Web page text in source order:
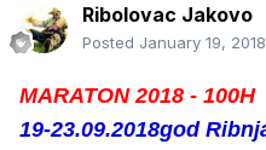
Ribolovac Jakovo
Posted January 19, 2018
MARATON 2018 - 100H
19-23.09.2018god